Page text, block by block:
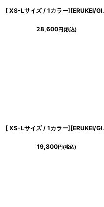
[ XS-Lサイズ / 1カラー][ERUKEI/
28,600円(税込)
[ XS-Lサイズ / 1カラー][ERUKEI/GINZA
19,800円(税込)